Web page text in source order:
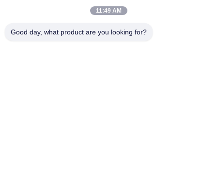
C1-ASR1001-HX/K9 Cisco 1000のシリーズASRのプラットホー
11:49 AM
Good day, what product are you looking for?